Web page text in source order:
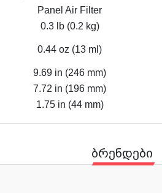
Panel Air Filter
0.3 lb (0.2 kg)
0.44 oz (13 ml)
9.69 in (246 mm)
7.72 in (196 mm)
1.75 in (44 mm)
ბრენდები